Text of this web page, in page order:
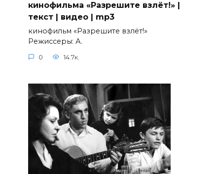
кинофильма «Разрешите взлёт!» |
текст | видео | mp3
кинофильм «Разрешите взлёт!»
Режиссеры: А.
0 14.7к.